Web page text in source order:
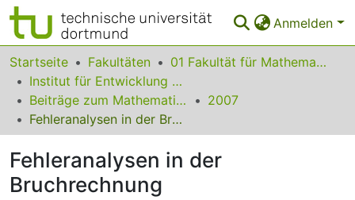
Anmelden
Bereiche & Sammlungen
Das gesamte Repositorium
Statistiken
FAQ
Leitlinien
Startseite Fakultäten
01 Fakultät für Mathematik
Institut für Entwicklung und Erforschung des Mathematikunterrichts
Beiträge zum Mathematikunterricht
2007
Fehleranalysen in der Bruchrechnung
Fehleranalysen in der
Bruchrechnung